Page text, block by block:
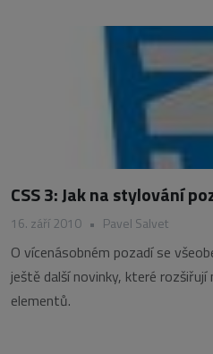
CSS 3: Jak na stylování
16. září 2010 • Pavel Salvet
O vícenásobném pozadí se
ještě další novinky, které
elementů.